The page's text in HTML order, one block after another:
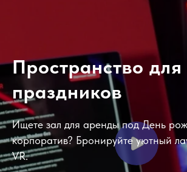
Пространство для
праздников
Ищете зал для аренды под День
корпоратив? Бронируйте уютный
VR.